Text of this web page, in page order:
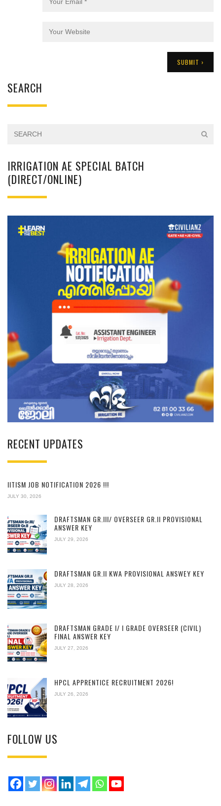
SEARCH
IRRIGATION AE SPECIAL BATCH
(DIRECT/ONLINE)
RECENT UPDATES
IITISM JOB NOTIFICATION 2026 !!!
JULY 30, 2026
DRAFTSMAN GR.III/ OVERSEER GR.II PROVISIONAL
ANSWER KEY
JULY 29, 2026
DRAFTSMAN GR.II KWA PROVISIONAL ANSWEY KEY
JULY 28, 2026
DRAFTSMAN GRADE I/ I GRADE OVERSEER (CIVIL)
FINAL ANSWER KEY
JULY 27, 2026
HPCL APPRENTICE RECRUITMENT 2026!
JULY 26, 2026
FOLLOW US